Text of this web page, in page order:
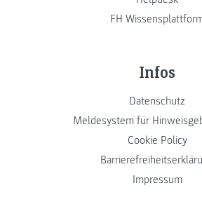
FH
Infos
Datenschutz
Meldesystem für
Cookie Policy
Impressum